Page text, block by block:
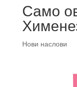
Само
Нови наслови